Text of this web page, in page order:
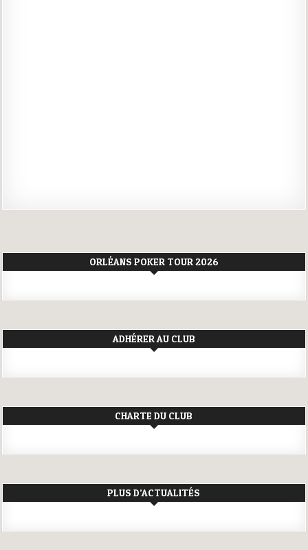
ORLÉANS POKER TOUR 2026
ADHÉRER AU CLUB
CHARTE DU CLUB
PLUS D’ACTUALITÉS